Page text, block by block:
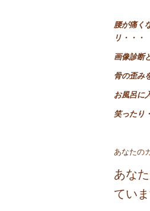
腰が痛く
リ・・・
画像診断
骨の歪み
お風呂に
笑ったり
あなたの
あな
ていま